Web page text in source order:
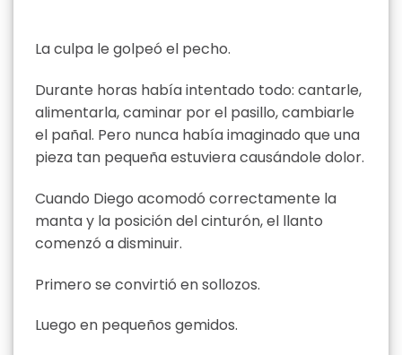
La culpa le golpeó el pecho.
Durante horas había intentado todo: cantarle,
alimentarla, caminar por el pasillo, cambiarle
el pañal. Pero nunca había imaginado que una
pieza tan pequeña estuviera causándole dolor.
Cuando Diego acomodó correctamente la
manta y la posición del cinturón, el llanto
comenzó a disminuir.
Primero se convirtió en sollozos.
Luego en pequeños gemidos.